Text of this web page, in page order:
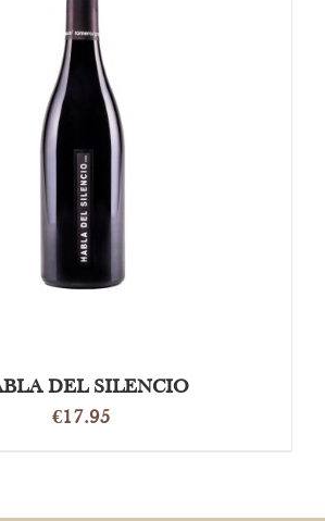
SELECTEREN /
DEL SILENCIO
€17.95